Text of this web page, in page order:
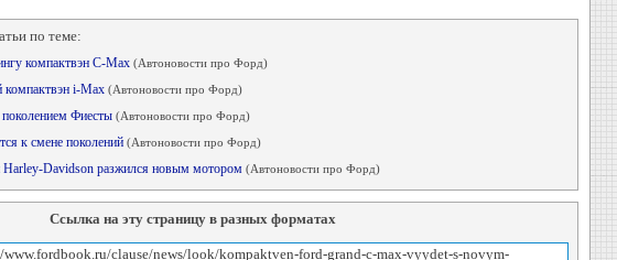
по теме:
компактвэн C-Max (Автоновости про Форд)
компактвэн i-Max (Автоновости про Форд)
Фиесты (Автоновости про Форд)
к смене поколений (Автоновости про Форд)
Harley-Davidson разжился новым мотором (Автоновости про Форд)
Ссылка на эту страницу в разных форматах